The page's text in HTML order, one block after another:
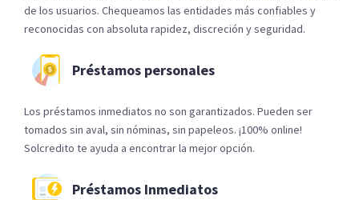
de los usuarios. Chequeamos las entidades más confiables y
reconocidas con absoluta rapidez, discreción y seguridad.
Préstamos personales
Los préstamos inmediatos no son garantizados. Pueden ser
tomados sin aval, sin nóminas, sin papeleos. ¡100% online!
Solcredito te ayuda a encontrar la mejor opción.
Préstamos Inmediatos